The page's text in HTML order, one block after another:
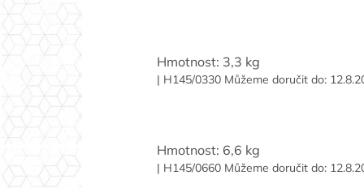
Hmotnost: 3,3 kg
| H145/0330 Můžeme doručit do:
Hmotnost: 6,6 kg
| H145/0660 Můžeme doručit do: